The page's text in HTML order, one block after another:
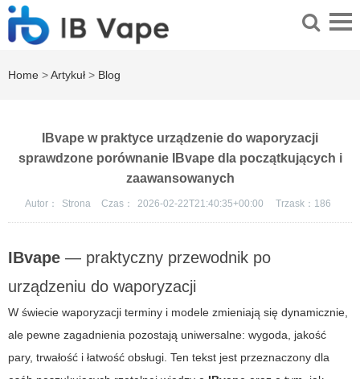
Home >Artykuł > Blog
IBvape w praktyce urządzenie do waporyzacji
sprawdzone porównanie IBvape dla początkujących i
zaawansowanych
Autor： Strona Czas： 2026-02-22T21:40:35+00:00 Trzask： 186
IBvape — praktyczny przewodnik po
urządzeniu do waporyzacji
W świecie waporyzacji terminy i modele zmieniają się dynamicznie,
ale pewne zagadnienia pozostają uniwersalne: wygoda, jakość
pary, trwałość i łatwość obsługi. Ten tekst jest przeznaczony dla